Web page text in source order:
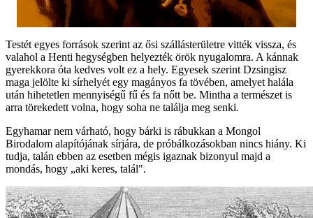
Testét egyes források szerint az ősi szállásterületre vitték vissza, és
valahol a Henti hegységben helyezték örök nyugalomra. A kánnak
gyerekkora óta kedves volt ez a hely. Egyesek szerint Dzsingisz
maga jelölte ki sírhelyét egy magányos fa tövében, amelyet halála
után hihetetlen mennyiségű fű és fa nőtt be. Mintha a természet is
arra törekedett volna, hogy soha ne találja meg senki.
Egyhamar nem várható, hogy bárki is rábukkan a Mongol
Birodalom alapítójának sírjára, de próbálkozásokban nincs hiány. Ki
tudja, talán ebben az esetben mégis igaznak bizonyul majd a
mondás, hogy „aki keres, talál".